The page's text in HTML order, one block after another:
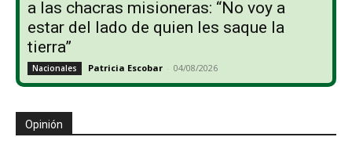
a las chacras misioneras: “No voy a
estar del lado de quien les saque la
tierra”
Nacionales Patricia Escobar - 04/08/2026
Opinión